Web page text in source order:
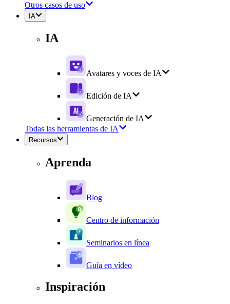
Otros casos de uso
IA
IA
Avatares y voces de IA
Edición de IA
Generación de IA
Todas las herramientas de IA
Recursos
Aprenda
Blog
Centro de información
Seminarios en línea
Guía en vídeo
Inspiración